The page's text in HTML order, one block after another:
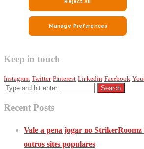
Keep in touch
Instagram Twitter Pinterest Linkedin Facebook
Recent Posts
Vale a pena jogar no StrikerRoomz
outros sites populares